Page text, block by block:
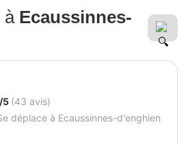
à Ecaussinnes-
5 (43 avis)
déplace à Ecaussinnes-d'enghien